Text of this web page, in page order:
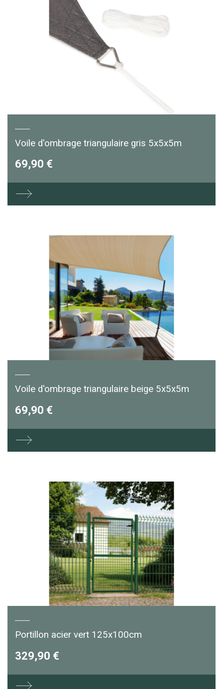
Voile d'ombrage triangulaire gris 5x5x5m
69,90 €
Voile d'ombrage triangulaire beige 5x5x5m
69,90 €
Portillon acier vert 125x100cm
329,90 €